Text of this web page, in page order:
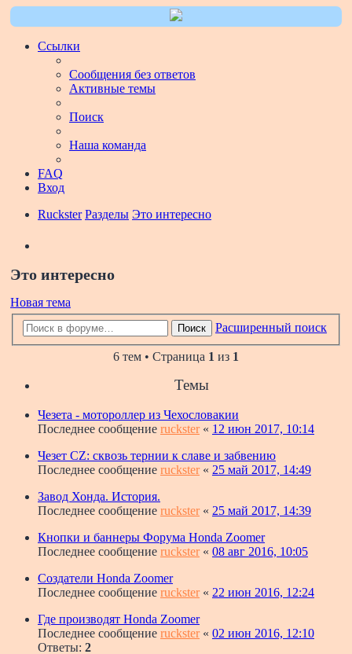
Ссылки
Сообщения без ответов
Активные темы
Поиск
Наша команда
FAQ
Вход
Ruckster Разделы Это интересно
Это интересно
Новая тема
Поиск Расширенный поиск
6 тем • Страница 1 из 1
Темы
Чезета - мотороллер из Чехословакии
Последнее сообщение ruckster« 12 июн 2017, 10:14
Чезет CZ: сквозь тернии к славе и забвению
Последнее сообщение ruckster« 25 май 2017, 14:49
Завод Хонда. История.
Последнее сообщение ruckster« 25 май 2017, 14:39
Кнопки и баннеры Форума Honda Zoomer
Последнее сообщение ruckster« 08 авг 2016, 10:05
Создатели Honda Zoomer
Последнее сообщение ruckster« 22 июн 2016, 12:24
Где производят Honda Zoomer
Последнее сообщение ruckster« 02 июн 2016, 12:10
Ответы: 2